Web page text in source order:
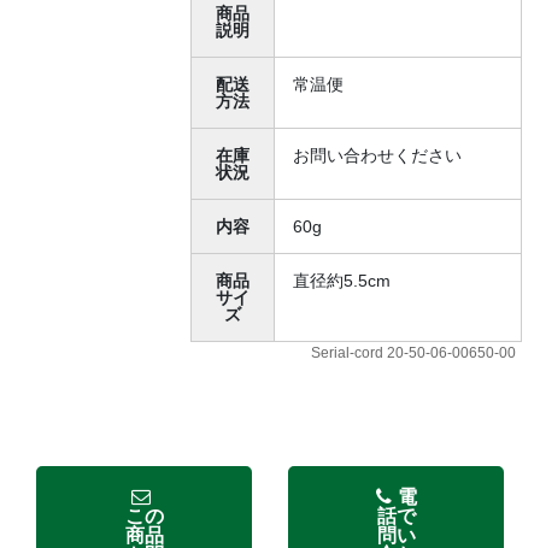
商品
説明
配送
方法
常温便
在庫
状況
お問い合わせください
内容 60g
商品
サイ
ズ
直径約5.5cm
Serial-cord 20-50-06-00650-00
この
商品
電
話で
問い